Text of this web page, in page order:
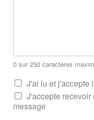
0 sur 250 caractères
J'ai lu et j'accepte
J'accepte
message